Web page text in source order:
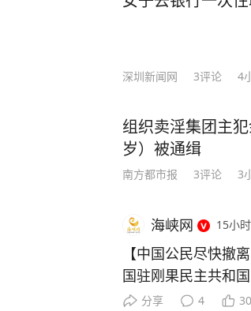
是，外公让李柘远总结出一
法”，将预习遇到
习事半功倍： 李柘远在中学背诵《水调歌头》和《相见欢》时，就配合听以这两首词
李柘远睡前会把
法，前一晚“听背”的单词已经记得非
绩一直名列前茅，长期稳居年级第一
考美国耶鲁！ 虽然对美国高考的知识一片空白，但李柘远依旧胸有成竹，他开始翻阅
国内外学霸笔记，
如，在英语这关难
一个“六步鸡血背单
逐步的复习中，李
深圳新闻网 3评论 4
组织卖淫集团主
岁）被通缉
南方都市报 3评论 3
海峡网 15小
【中国公民尽快撤离或
国驻刚果民主共和
026年8月5日）》： 一、近期重要案件 （一）截至8月3日，刚
分享 4 30